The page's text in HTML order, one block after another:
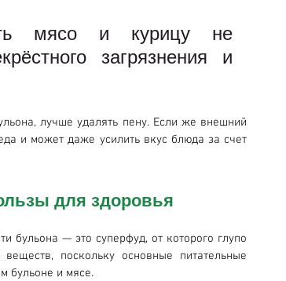
мясо и курицу не
загрязнения и
лучше удалять пену. Если же внешний
и может даже усилить вкус блюда за счет
для здоровья
бульона — это суперфуд, от которого глупо
поскольку основные питательные
бульоне и мясе.